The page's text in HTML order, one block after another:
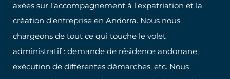
axées sur l’accompagnement à l’expatriation et la
création d’entreprise en Andorra. Nous nous
chargeons de tout ce qui touche le volet
administratif : demande de résidence andorrane,
exécution de différentes démarches, etc. Nous